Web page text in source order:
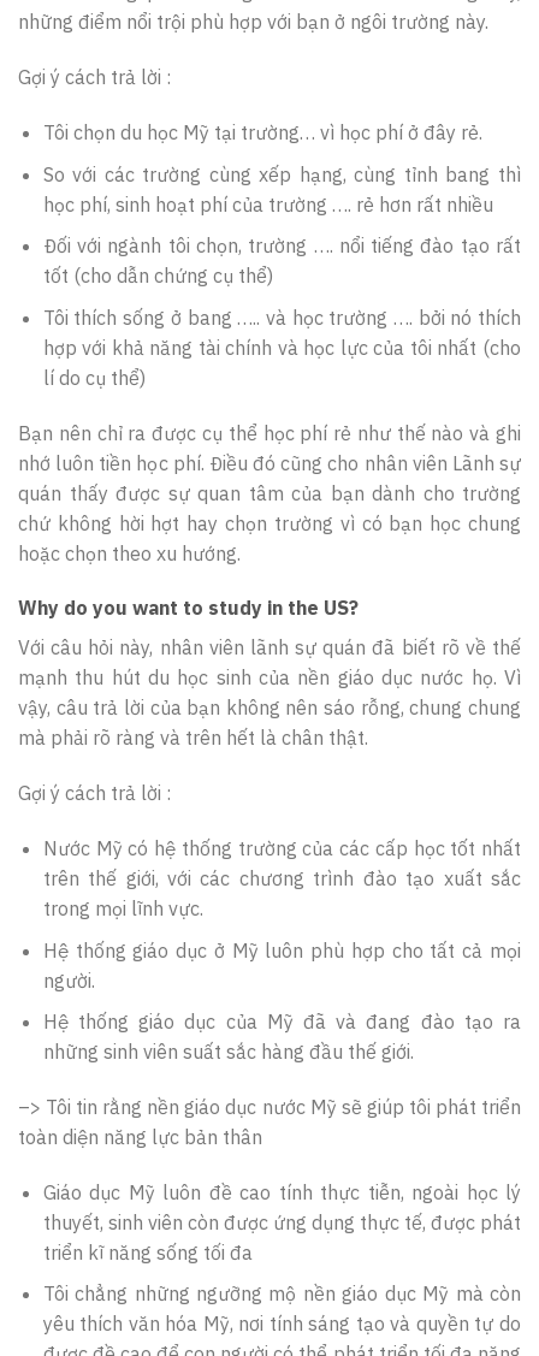
những điểm nổi trội phù hợp với bạn ở ngôi trường này.
Gợi ý cách trả lời :
Tôi chọn du học Mỹ tại trường… vì học phí ở đây rẻ.
So với các trường cùng xếp hạng, cùng tỉnh bang thì
học phí, sinh hoạt phí của trường …. rẻ hơn rất nhiều
Đối với ngành tôi chọn, trường …. nổi tiếng đào tạo rất
tốt (cho dẫn chứng cụ thể)
Tôi thích sống ở bang ….. và học trường …. bởi nó thích
hợp với khả năng tài chính và học lực của tôi nhất (cho
lí do cụ thể)
Bạn nên chỉ ra được cụ thể học phí rẻ như thế nào và ghi
nhớ luôn tiền học phí. Điều đó cũng cho nhân viên Lãnh sự
quán thấy được sự quan tâm của bạn dành cho trường
chứ không hời hợt hay chọn trường vì có bạn học chung
hoặc chọn theo xu hướng.
Why do you want to study in the US?
Với câu hỏi này, nhân viên lãnh sự quán đã biết rõ về thế
mạnh thu hút du học sinh của nền giáo dục nước họ. Vì
vậy, câu trả lời của bạn không nên sáo rỗng, chung chung
mà phải rõ ràng và trên hết là chân thật.
Gợi ý cách trả lời :
Nước Mỹ có hệ thống trường của các cấp học tốt nhất
trên thế giới, với các chương trình đào tạo xuất sắc
trong mọi lĩnh vực.
Hệ thống giáo dục ở Mỹ luôn phù hợp cho tất cả mọi
người.
Hệ thống giáo dục của Mỹ đã và đang đào tạo ra
những sinh viên suất sắc hàng đầu thế giới.
–> Tôi tin rằng nền giáo dục nước Mỹ sẽ giúp tôi phát triển
toàn diện năng lực bản thân
Giáo dục Mỹ luôn đề cao tính thực tiễn, ngoài học lý
thuyết, sinh viên còn được ứng dụng thực tế, được phát
triển kĩ năng sống tối đa
Tôi chẳng những ngưỡng mộ nền giáo dục Mỹ mà còn
yêu thích văn hóa Mỹ, nơi tính sáng tạo và quyền tự do